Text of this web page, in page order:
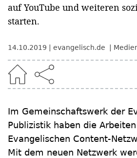
auf YouTube und weiteren
starten.
14.10.2019 evangelisch.de
Im Gemeinschaftswerk der
Publizistik haben die
Evangelischen Content-
Mit dem neuen Netzwerk